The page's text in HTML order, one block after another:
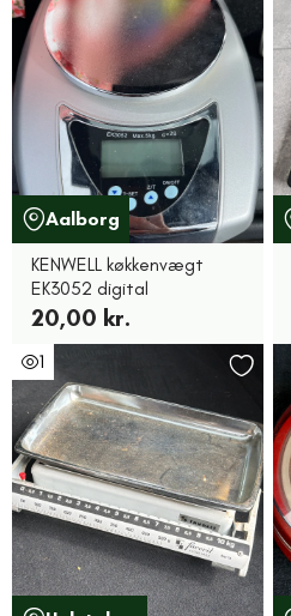
Aalborg
KENWELL køkkenvægt
EK3052 digital
20,00 kr.
1